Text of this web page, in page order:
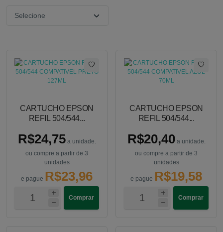
CARTUCHO EPSON
REFIL 504/544...
R$24,75a unidade.
ou compre a partir de 3
unidades
e pague R$23,96
Comprar
CARTUCHO EPSON
REFIL 504/544...
R$20,40a unidade.
ou compre a partir de 3
unidades
e pague R$19,58
Comprar